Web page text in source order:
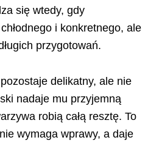
się wtedy, gdy
i konkretnego, ale
przygotowań.
delikatny, ale nie
nadaje mu przyjemną
robią całą resztę. To
wymaga wprawy, a daje